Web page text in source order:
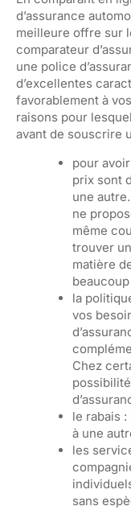
d’assurance
meilleure offre sur
comparateur
une police
d’excellentes
favorablement à
raisons pour
avant de souscrire
pour
prix sont
une
ne
même
trouver
matière
la
vos
Chez
le rabais :
à une
les
sans